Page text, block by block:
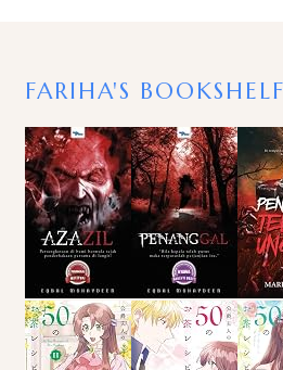
FARIHA'S